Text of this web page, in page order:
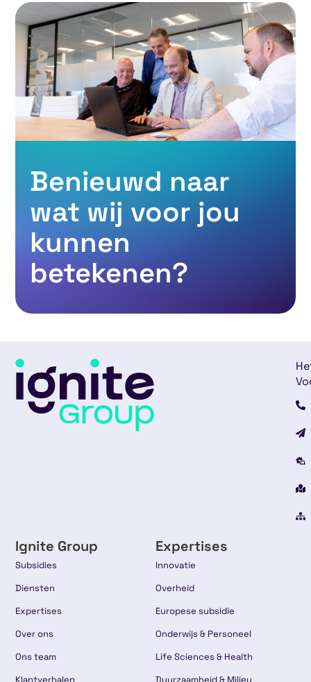
Benieuwd naar
wat wij voor jou
kunnen
betekenen?
Ignite Group
Subsidies
Diensten
Expertises
Over ons
Ons team
Klantverhalen
Expertises
Innovatie
Overheid
Europese subsidie
Onderwijs & Personeel
Life Sciences & Health
Duurzaamheid & Milieu